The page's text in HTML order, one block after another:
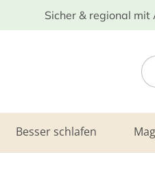
Sicher & regional mit
Besser schlafen